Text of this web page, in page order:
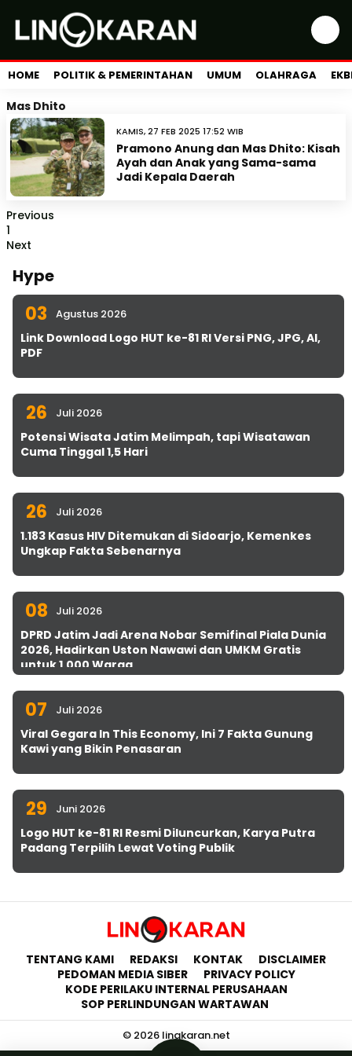
HOME POLITIK & PEMERINTAHAN UMUM OLAHRAGA
Mas Dhito
KAMIS, 27 FEB 2025 17:52 WIB
Pramono Anung dan Mas Dhito: Kisah
Ayah dan Anak yang Sama-sama
Jadi Kepala Daerah
Previous
1
Next
Hype
03 Agustus 2026
Link Download Logo HUT ke-81 RI Versi PNG, JPG, AI,
PDF
26 Juli 2026
Potensi Wisata Jatim Melimpah, tapi Wisatawan
Cuma Tinggal 1,5 Hari
26 Juli 2026
1.183 Kasus HIV Ditemukan di Sidoarjo, Kemenkes
Ungkap Fakta Sebenarnya
08 Juli 2026
DPRD Jatim Jadi Arena Nobar Semifinal Piala Dunia
2026, Hadirkan Uston Nawawi dan UMKM Gratis
untuk 1.000 Warga
07 Juli 2026
Viral Gegara In This Economy, Ini 7 Fakta Gunung
Kawi yang Bikin Penasaran
29 Juni 2026
Logo HUT ke-81 RI Resmi Diluncurkan, Karya Putra
Padang Terpilih Lewat Voting Publik
TENTANG KAMI REDAKSI KONTAK
DISCLAIMER
PEDOMAN MEDIA SIBER
PRIVACY POLICY
KODE PERILAKU INTERNAL PERUSAHAAN
SOP PERLINDUNGAN WARTAWAN
© 2026 lingkaran.net